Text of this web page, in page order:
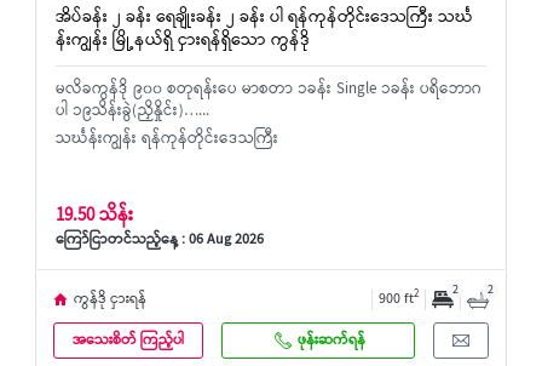
အိပ်ခန်း ၂ ခန်း ရေချိုးခန်း ၂ ခန်း ပါ ရန်ကုန်တိုင်းဒေသကြီး သင်္ဃ
န်းကျွန်း မြို့နယ်ရှိ ငှားရန်ရှိသော ကွန်ဒို
မလိခကွန်ဒို ၉၀၀ စတုရန်းပေ မာစတာ ၁ခန်း Single ၁ခန်း ပရိဘောဂ
ပါ ၁၉သိန်းခွဲ(ညှိနှိုင်း)…...
သင်္ဃန်းကျွန်း ရန်ကုန်တိုင်းဒေသကြီး
19.50 သိန်း
ကြော်ငြာတင်သည့်နေ့ : 06 Aug 2026
ကွန်ဒို ငှားရန် 900 ft2 2 2
အသေးစိတ် ကြည့်ပါ ဖုန်းဆက်ရန်